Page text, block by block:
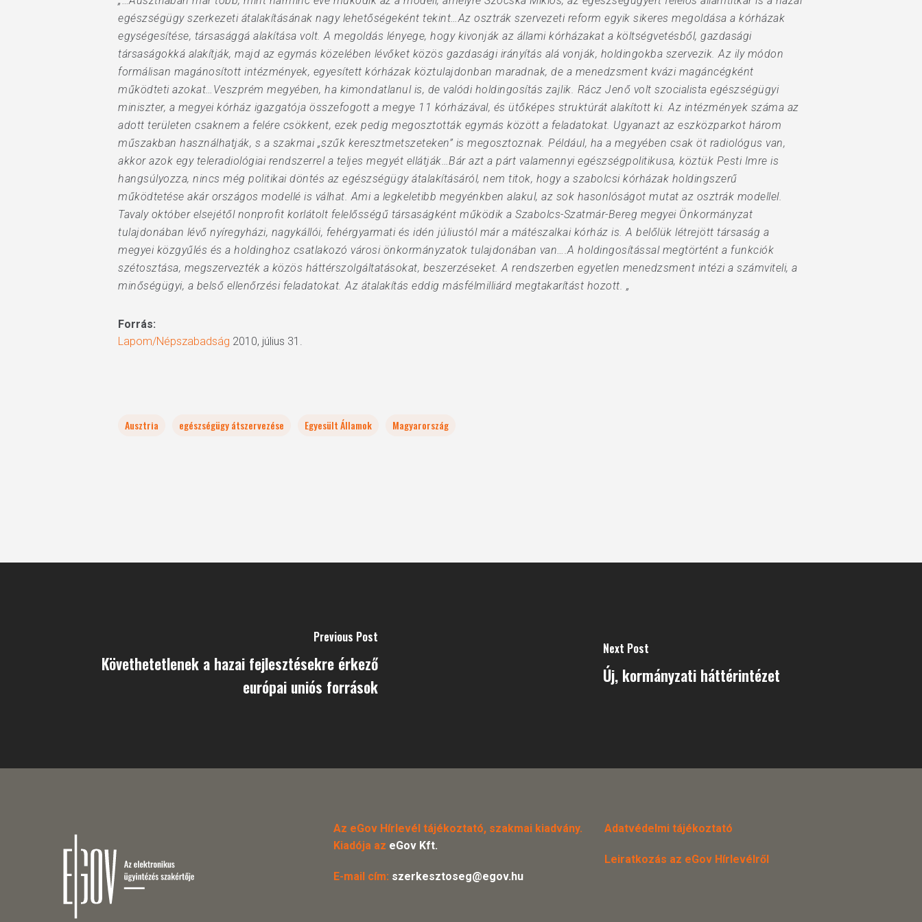
egészségügy szerkezeti átalakításának nagy lehetőségeként tekint…Az osztrák szervezeti reform egyik sikeres megoldása a kórházak
egységesítése, társasággá alakítása volt. A megoldás lényege, hogy kivonják az állami kórházakat a költségvetésből, gazdasági
társaságokká alakítják, majd az egymás közelében lévőket közös gazdasági irányítás alá vonják, holdingokba szervezik. Az ily módon
formálisan magánosított intézmények, egyesített kórházak köztulajdonban maradnak, de a menedzsment kvázi magáncégként
működteti azokat…Veszprém megyében, ha kimondatlanul is, de valódi holdingosítás zajlik. Rácz Jenő volt szocialista egészségügyi
miniszter, a megyei kórház igazgatója összefogott a megye 11 kórházával, és ütőképes struktúrát alakított ki. Az intézmények száma az
adott területen csaknem a felére csökkent, ezek pedig megosztották egymás között a feladatokat. Ugyanazt az eszközparkot három
műszakban használhatják, s a szakmai „szűk keresztmetszeteken” is megosztoznak. Például, ha a megyében csak öt radiológus van,
akkor azok egy teleradiológiai rendszerrel a teljes megyét ellátják…Bár azt a párt valamennyi egészségpolitikusa, köztük Pesti Imre is
hangsúlyozza, nincs még politikai döntés az egészségügy átalakításáról, nem titok, hogy a szabolcsi kórházak holdingszerű
működtetése akár országos modellé is válhat. Ami a legkeletibb megyénkben alakul, az sok hasonlóságot mutat az osztrák modellel.
Tavaly október elsejétől nonprofit korlátolt felelősségű társaságként működik a Szabolcs-Szatmár-Bereg megyei Önkormányzat
tulajdonában lévő nyíregyházi, nagykállói, fehérgyarmati és idén júliustól már a mátészalkai kórház is. A belőlük létrejött társaság a
megyei közgyűlés és a holdinghoz csatlakozó városi önkormányzatok tulajdonában van….A holdingosítással megtörtént a funkciók
szétosztása, megszervezték a közös háttérszolgáltatásokat, beszerzéseket. A rendszerben egyetlen menedzsment intézi a számviteli, a
minőségügyi, a belső ellenőrzési feladatokat. Az átalakítás eddig másfélmilliárd megtakarítást hozott. „
Forrás:
Lapom/Népszabadság 2010, július 31.
Ausztria egészségügy átszervezése Egyesült Államok Magyarország
Previous Post
Követhetetlenek a hazai fejlesztésekre érkező
európai uniós források
Next Post
Új, kormányzati háttérintézet
Az eGov Hírlevél tájékoztató, szakmai kiadvány.
Kiadója az eGov Kft.
E-mail cím: szerkesztoseg@egov.hu
Adatvédelmi tájékoztató
Leiratkozás az eGov Hírlevélről